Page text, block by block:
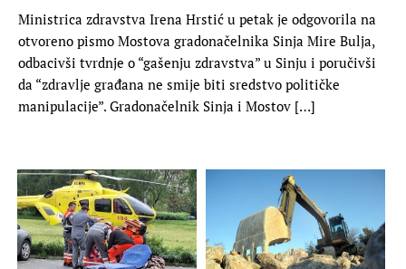
Ministrica zdravstva Irena Hrstić u petak je odgovorila na
otvoreno pismo Mostova gradonačelnika Sinja Mire Bulja,
odbacivši tvrdnje o “gašenju zdravstva” u Sinju i poručivši
da “zdravlje građana ne smije biti sredstvo političke
manipulacije”. Gradonačelnik Sinja i Mostov […]